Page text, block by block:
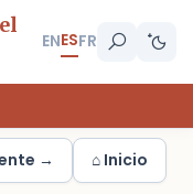
ENESFR
→ ⌂ Inicio